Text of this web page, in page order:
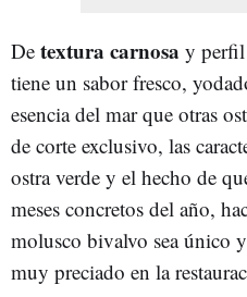
De textura carnosa y
tiene un sabor fresco,
esencia del mar que otras
de corte exclusivo, las
ostra verde y el hecho de
meses concretos del año,
molusco bivalvo sea único
muy preciado en la